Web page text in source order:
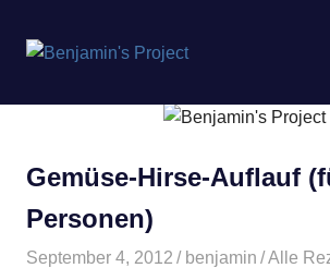
springen
Project
Gemüse-Hirse-Auflauf
Personen)
September 4, 2012 benjamin Alle